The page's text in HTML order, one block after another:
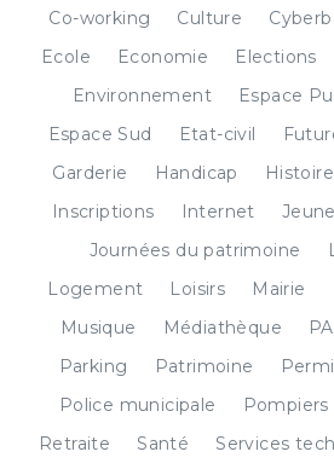
Co-working
Culture
Ecole
Economie Elections
Environnement
Espace
Espace Sud
Etat-civil
Garderie
Handicap Histoire
Inscriptions
Internet
Journées du patrimoine
Logement
Loisirs Mairie
Musique
Médiathèque
Parking
Patrimoine
Police municipale
Pompiers
Retraite
Santé Services